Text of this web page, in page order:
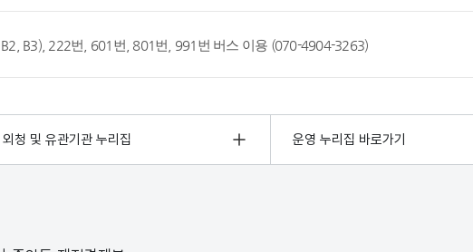
B2, B3), 222번, 601번, 801번, 991번 버스 이용 (070-4904-3263)
외청 및 유관기관 누리집 운영 누리집 바로가기